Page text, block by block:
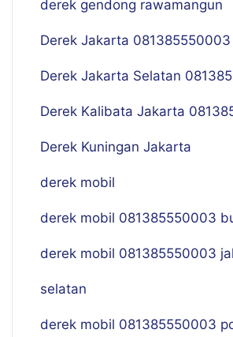
derek gendong rawamangun
Derek Jakarta 081385550003
Derek Jakarta Selatan
Derek Kalibata Jakarta
Derek Kuningan Jakarta
derek mobil
derek mobil 081385550003
derek mobil 081385550003
selatan
derek mobil 081385550003